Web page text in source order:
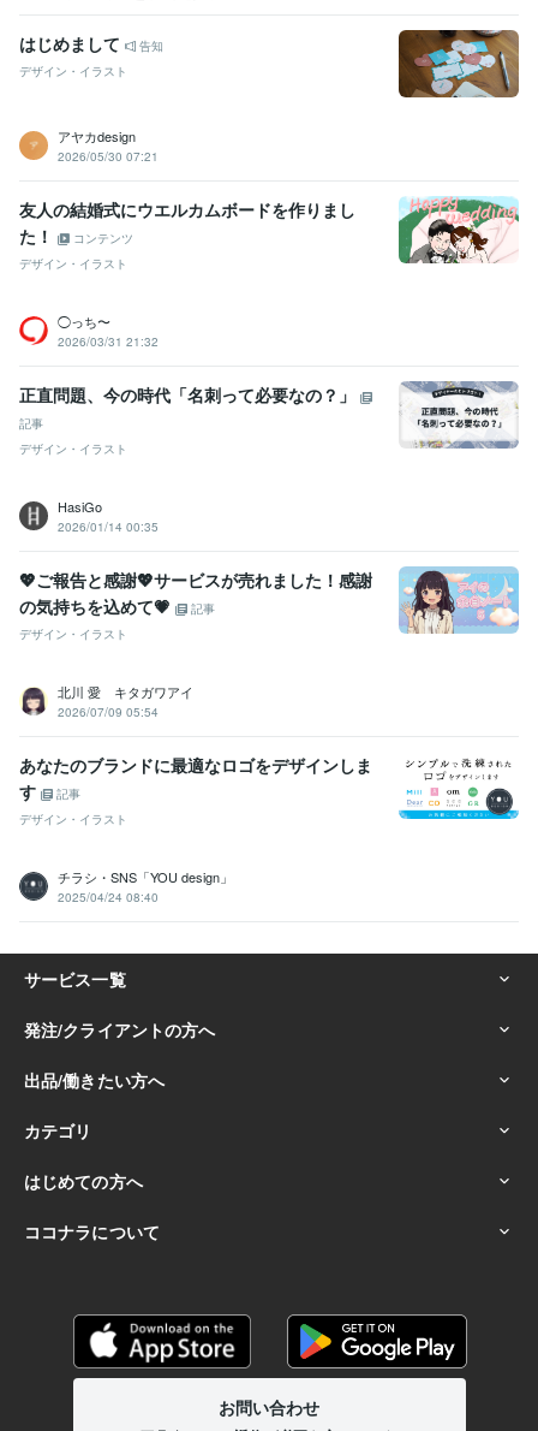
はじめまして
告知
デザイン・イラスト
アヤカdesign
2026/05/30 07:21
友人の結婚式にウエルカムボードを作りまし
た！
コンテンツ
デザイン・イラスト
◯っち〜
2026/03/31 21:32
正直問題、今の時代「名刺って必要なの？」
記事
デザイン・イラスト
HasiGo
2026/01/14 00:35
💖ご報告と感謝💖サービスが売れました！感謝
の気持ちを込めて💗
記事
デザイン・イラスト
北川 愛 キタガワアイ
2026/07/09 05:54
あなたのブランドに最適なロゴをデザインしま
す
記事
デザイン・イラスト
チラシ・SNS「YOU design」
2025/04/24 08:40